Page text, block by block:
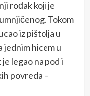
rođak koji je
Tokom
iz pištolja u
jednim hicem u
legao na pod i
povreda –